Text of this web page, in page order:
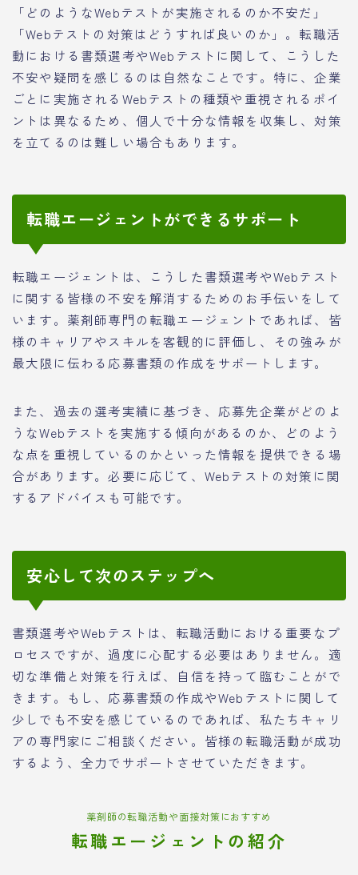
「どのようなWebテストが実施されるのか不安だ」
「Webテストの対策はどうすれば良いのか」。転職活
動における書類選考やWebテストに関して、こうした
不安や疑問を感じるのは自然なことです。特に、企業
ごとに実施されるWebテストの種類や重視されるポイ
ントは異なるため、個人で十分な情報を収集し、対策
を立てるのは難しい場合もあります。
転職エージェントができるサポート
転職エージェントは、こうした書類選考やWebテスト
に関する皆様の不安を解消するためのお手伝いをして
います。薬剤師専門の転職エージェントであれば、皆
様のキャリアやスキルを客観的に評価し、その強みが
最大限に伝わる応募書類の作成をサポートします。
また、過去の選考実績に基づき、応募先企業がどのよ
うなWebテストを実施する傾向があるのか、どのよう
な点を重視しているのかといった情報を提供できる場
合があります。必要に応じて、Webテストの対策に関
するアドバイスも可能です。
安心して次のステップへ
書類選考やWebテストは、転職活動における重要なプ
ロセスですが、過度に心配する必要はありません。適
切な準備と対策を行えば、自信を持って臨むことがで
きます。もし、応募書類の作成やWebテストに関して
少しでも不安を感じているのであれば、私たちキャリ
アの専門家にご相談ください。皆様の転職活動が成功
するよう、全力でサポートさせていただきます。
薬剤師の転職活動や面接対策におすすめ
転職エージェントの紹介